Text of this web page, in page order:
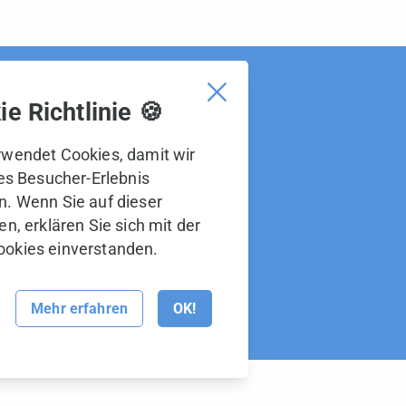
ist Teil der BOS Gruppe.
Richtlinie 🍪
Cookies, damit wir
Besucher-Erlebnis
Wenn Sie auf dieser
erklären Sie sich mit der
einverstanden.
Mehr erfahren OK!